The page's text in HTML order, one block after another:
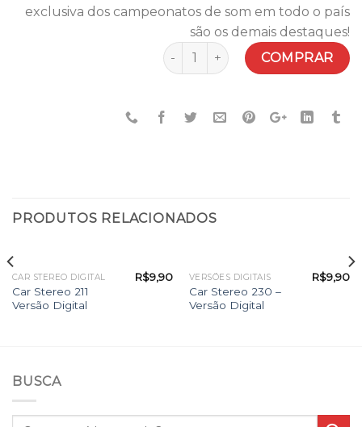
exclusiva dos campeonatos de som em todo o país
são os demais destaques!
Quantidade COMPRAR
PRODUTOS RELACIONADOS
CAR STEREO DIGITAL
Car Stereo 211
Versão Digital
R$9,90 VERSÕES DIGITAIS
Car Stereo 230 –
Versão Digital
R$9,90
BUSCA